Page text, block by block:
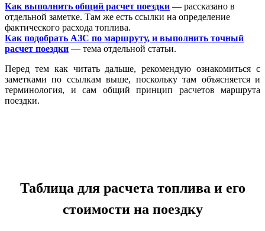
Как выполнить общий расчет поездки — рассказано в
отдельной заметке. Там же есть ссылки на определение
фактического расхода топлива.
Как подобрать АЗС по маршруту, и выполнить точный
расчет поездки — тема отдельной статьи.
Перед тем как читать дальше, рекомендую ознакомиться с
заметками по ссылкам выше, поскольку там объясняется и
терминология, и сам общий принцип расчетов маршрута
поездки.
Таблица для расчета топлива и его
стоимости на поездку